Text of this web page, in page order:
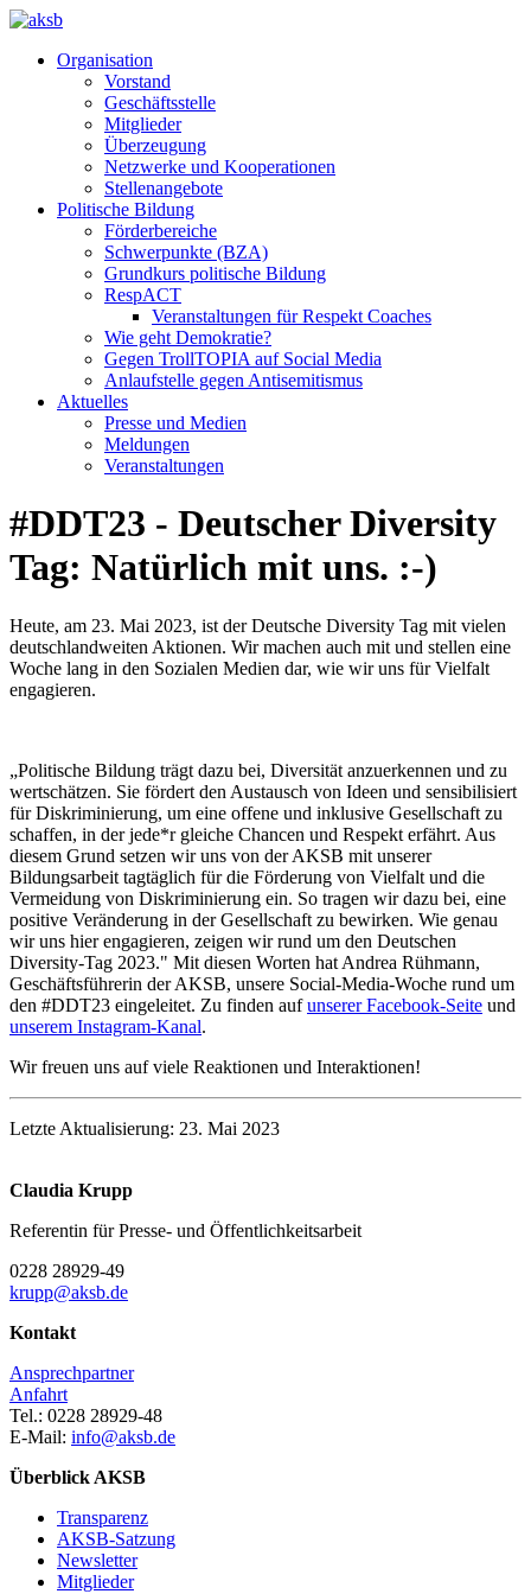
Organisation
Vorstand
Geschäftsstelle
Mitglieder
Überzeugung
Netzwerke und Kooperationen
Stellenangebote
Politische Bildung
Förderbereiche
Schwerpunkte (BZA)
Grundkurs politische Bildung
RespACT
Veranstaltungen für Respekt Coaches
Wie geht Demokratie?
Gegen TrollTOPIA auf Social Media
Anlaufstelle gegen Antisemitismus
Aktuelles
Presse und Medien
Meldungen
Veranstaltungen
#DDT23 - Deutscher Diversity
Tag: Natürlich mit uns. :-)
Heute, am 23. Mai 2023, ist der Deutsche Diversity Tag mit vielen
deutschlandweiten Aktionen. Wir machen auch mit und stellen eine
Woche lang in den Sozialen Medien dar, wie wir uns für Vielfalt
engagieren.
„Politische Bildung trägt dazu bei, Diversität anzuerkennen und zu
wertschätzen. Sie fördert den Austausch von Ideen und sensibilisiert
für Diskriminierung, um eine offene und inklusive Gesellschaft zu
schaffen, in der jede*r gleiche Chancen und Respekt erfährt. Aus
diesem Grund setzen wir uns von der AKSB mit unserer
Bildungsarbeit tagtäglich für die Förderung von Vielfalt und die
Vermeidung von Diskriminierung ein. So tragen wir dazu bei, eine
positive Veränderung in der Gesellschaft zu bewirken. Wie genau
wir uns hier engagieren, zeigen wir rund um den Deutschen
Diversity-Tag 2023." Mit diesen Worten hat Andrea Rühmann,
Geschäftsführerin der AKSB, unsere Social-Media-Woche rund um
den #DDT23 eingeleitet. Zu finden aufunserer Facebook-Seite und
unserem Instagram-Kanal.
Wir freuen uns auf viele Reaktionen und Interaktionen!
Letzte Aktualisierung: 23. Mai 2023
Claudia Krupp
Referentin für Presse- und Öffentlichkeitsarbeit
0228 28929-49
krupp@aksb.de
Kontakt
Ansprechpartner
Anfahrt
Tel.: 0228 28929-48
E-Mail: info@aksb.de
Überblick AKSB
Transparenz
AKSB-Satzung
Newsletter
Mitglieder